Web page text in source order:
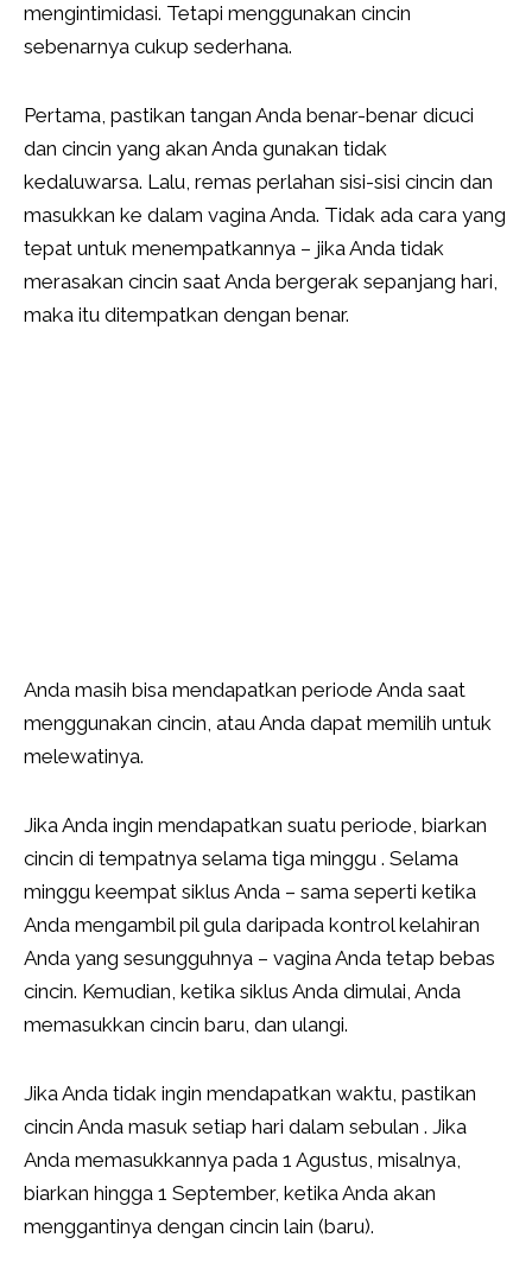
mengintimidasi. Tetapi menggunakan cincin
sebenarnya cukup sederhana.
Pertama, pastikan tangan Anda benar-benar dicuci
dan cincin yang akan Anda gunakan tidak
kedaluwarsa. Lalu, remas perlahan sisi-sisi cincin dan
masukkan ke dalam vagina Anda. Tidak ada cara yang
tepat untuk menempatkannya – jika Anda tidak
merasakan cincin saat Anda bergerak sepanjang hari,
maka itu ditempatkan dengan benar.
Anda masih bisa mendapatkan periode Anda saat
menggunakan cincin, atau Anda dapat memilih untuk
melewatinya.
Jika Anda ingin mendapatkan suatu periode, biarkan
cincin di tempatnya selama tiga minggu . Selama
minggu keempat siklus Anda – sama seperti ketika
Anda mengambil pil gula daripada kontrol kelahiran
Anda yang sesungguhnya – vagina Anda tetap bebas
cincin. Kemudian, ketika siklus Anda dimulai, Anda
memasukkan cincin baru, dan ulangi.
Jika Anda tidak ingin mendapatkan waktu, pastikan
cincin Anda masuk setiap hari dalam sebulan . Jika
Anda memasukkannya pada 1 Agustus, misalnya,
biarkan hingga 1 September, ketika Anda akan
menggantinya dengan cincin lain (baru).